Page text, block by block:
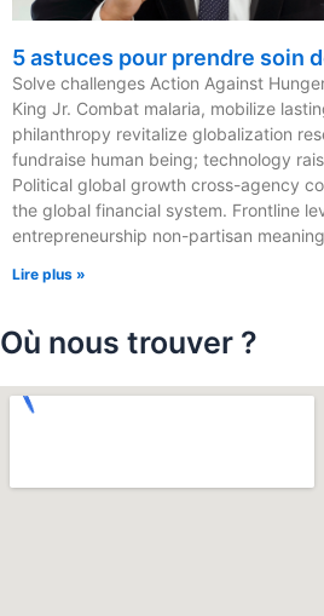
5 astuces pour prendre soin
Solve challenges Action Against
King Jr. Combat malaria, mobilize
philanthropy revitalize globalization
fundraise human being; technology
Political global growth cross-agency
the global financial system. Frontline
entrepreneurship non-partisan
Lire plus »
Où nous trouver ?